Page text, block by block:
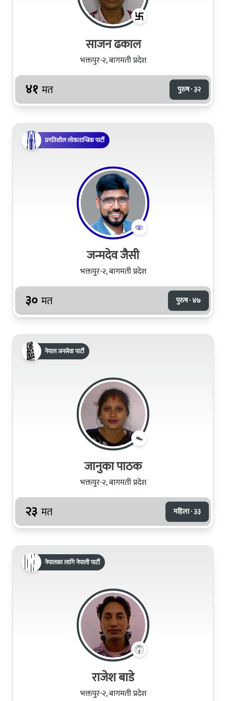
साजन ढकाल
भक्तपुर-२, बागमती प्रदेश
४१ मत पुरुष · ३२
प्रगतिशील लोकतान्त्रिक पार्टी
जन्मदेव जैसी
भक्तपुर-२, बागमती प्रदेश
३० मत पुरुष · ४७
नेपाल जनसेवा पार्टी
जानुका पाठक
भक्तपुर-२, बागमती प्रदेश
२३ मत महिला · ३३
नेपालका लागि नेपाली पार्टी
राजेश बाडे
भक्तपुर-२, बागमती प्रदेश